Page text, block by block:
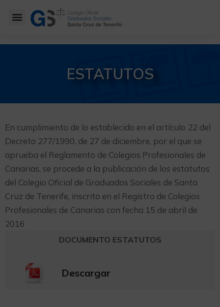
ESTATUTOS
En cumplimiento de lo establecido en el artículo 22 del
Decreto 277/1990, de 27 de diciembre, por el que se
aprueba el Reglamento de Colegios Profesionales de
Canarias, se procede a la publicación de los estatutos
del Colegio Oficial de Graduados Sociales de Santa
Cruz de Tenerife, inscrito en el Registro de Colegios
Profesionales de Canarias con fecha 15 de abril de
2016
DOCUMENTO ESTATUTOS
Descargar